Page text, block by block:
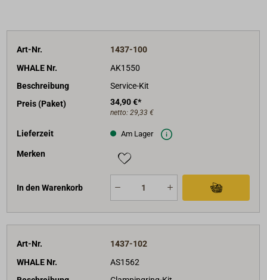
Art-Nr.
1437-100
WHALE Nr.
AK1550
Beschreibung
Service-Kit
Preis (Paket)
34,90 €*
netto: 29,33 €
Lieferzeit Am Lager
Merken
In den Warenkorb
Art-Nr.
1437-102
WHALE Nr.
AS1562